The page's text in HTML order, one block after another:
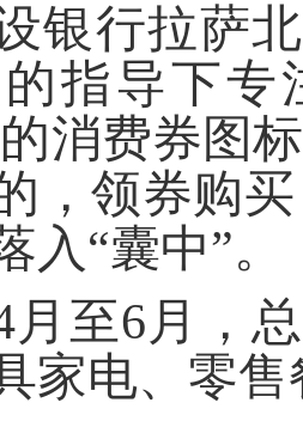
银行拉萨
指导下专
消费券图
，领券购
入“囊中”。
月至6月，
家电、零